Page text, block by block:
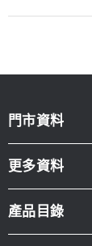
門市資料
更多資料
產品目錄